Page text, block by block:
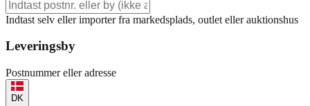
Indtast selv eller importer fra markedsplads, outlet eller auktionshus
Leveringsby
Postnummer eller adresse
DK